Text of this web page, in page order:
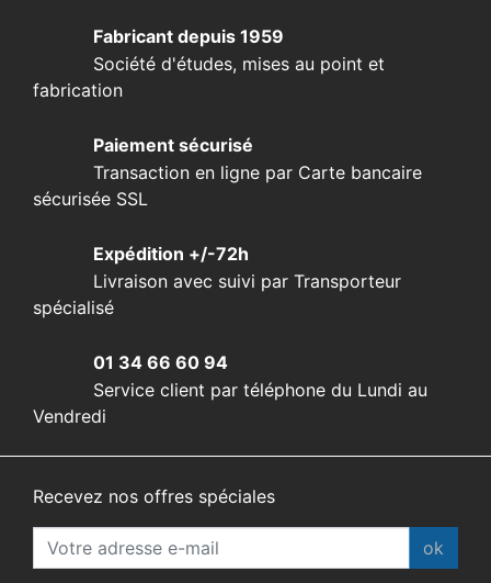
Fabricant depuis 1959
Société d'études, mises au point et
fabrication
Paiement sécurisé
Transaction en ligne par Carte bancaire
sécurisée SSL
Expédition +/-72h
Livraison avec suivi par Transporteur
spécialisé
01 34 66 60 94
Service client par téléphone du Lundi au
Vendredi
Recevez nos offres spéciales
ok